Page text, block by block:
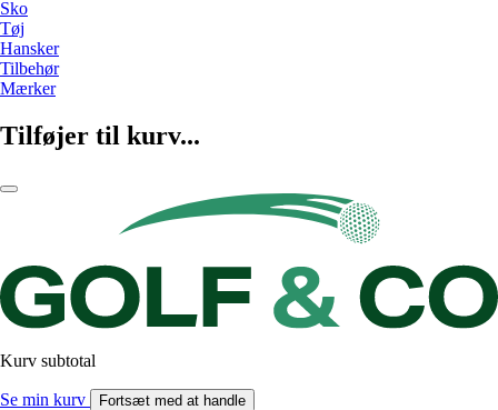
Sko
Tøj
Hansker
Tilbehør
Mærker
Tilføjer til kurv...
Kurv subtotal
Se min kurv Fortsæt med at handle